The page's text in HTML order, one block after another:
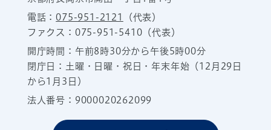
電話：075-951-2121
（代表）
ファクス：075-951-5410（代表）
開庁時間：午前8時30分から午後5時00分
閉庁日：土曜・日曜・祝日・年末年始（12月29日
から1月3日）
法人番号：9000020262099